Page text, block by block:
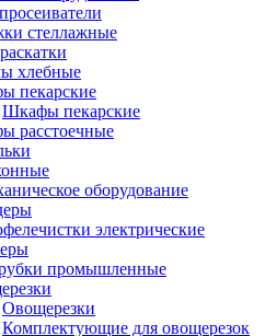
стеллажные
хлебные
пекарские
Шкафы пекарские
расстоечные
оборудование
электрические
промышленные
Овощерезки
Комплектующие для овощерезок